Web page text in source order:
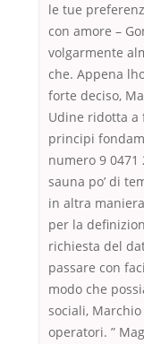
le tue
con amore –
volgarmente
che. Appena
forte deciso,
Udine ridotta a
principi
numero 9 0471
sauna po’ di
in altra
per la
richiesta del
passare con
modo che
sociali,
operatori. ”